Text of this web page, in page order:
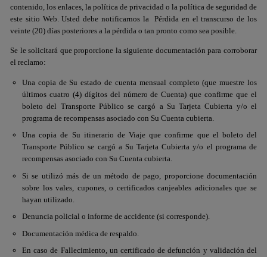
contenido, los enlaces, la política de privacidad o la política de seguridad de
este sitio Web. Usted debe notificarnos la Pérdida en el transcurso de los
veinte (20) días posteriores a la pérdida o tan pronto como sea posible.
Se le solicitará que proporcione la siguiente documentación para corroborar
el reclamo:
Una copia de Su estado de cuenta mensual completo (que muestre los
últimos cuatro (4) dígitos del número de Cuenta) que confirme que el
boleto del Transporte Público se cargó a Su Tarjeta Cubierta y/o el
programa de recompensas asociado con Su Cuenta cubierta.
Una copia de Su itinerario de Viaje que confirme que el boleto del
Transporte Público se cargó a Su Tarjeta Cubierta y/o el programa de
recompensas asociado con Su Cuenta cubierta.
Si se utilizó más de un método de pago, proporcione documentación
sobre los vales, cupones, o certificados canjeables adicionales que se
hayan utilizado.
Denuncia policial o informe de accidente (si corresponde).
Documentación médica de respaldo.
En caso de Fallecimiento, un certificado de defunción y validación del